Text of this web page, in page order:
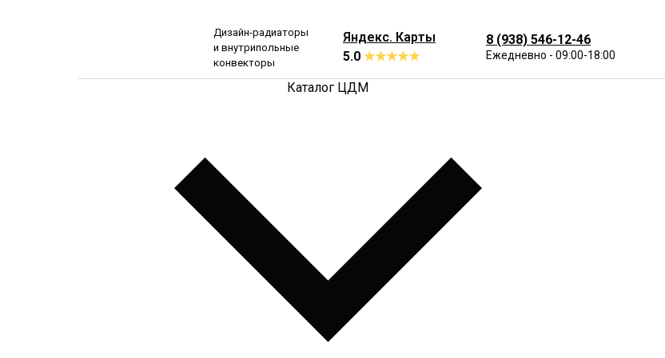
Дизайн-радиаторы
и внутрипольные
конвекторы
Яндекс. Карты
5.0 ★★★★★
8 (938) 546-12-46
Ежедневно - 09:00-18:00
Каталог ЦДМ